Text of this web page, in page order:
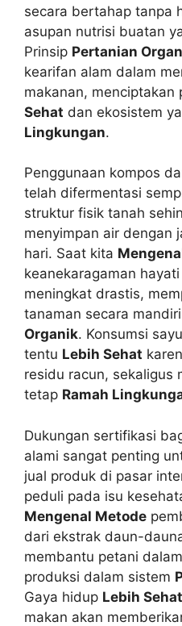
secara bertahap tanpa
asupan nutrisi buatan
Prinsip Pertanian
kearifan alam dalam
makanan, menciptakan
Sehat dan ekosistem
Lingkungan.
Penggunaan kompos
telah difermentasi
struktur fisik tanah
menyimpan air dengan
hari. Saat kita
keanekaragaman
meningkat drastis,
tanaman secara
Organik. Konsumsi
tentu Lebih Sehat
residu racun, sekaligus
tetap Ramah
Dukungan sertifikasi
alami sangat penting
jual produk di pasar
peduli pada isu
Mengenal Metode
dari ekstrak daun-
membantu petani
produksi dalam sistem
Gaya hidup Lebih Sehat
makan akan